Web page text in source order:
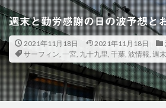
週末と勤労感謝の日の波予想と
2021年11月18日 2021年11月18日
サーフィン, 一宮, 九十九里, 千葉, 波情報, 週末